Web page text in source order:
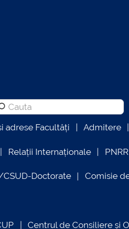
adrese Facultăți Admitere
Relații Internaționale PNRR
CSUD-Doctorate Comisie
Centrul de Consiliere și